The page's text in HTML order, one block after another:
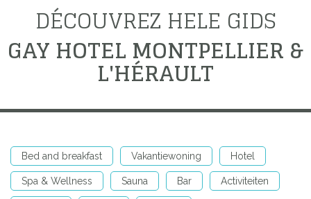
DÉCOUVREZ HELE GIDS
GAY HOTEL MONTPELLIER &
L'HÉRAULT
Bed and breakfast Vakantiewoning Hotel
Spa & Wellness Sauna Bar Activiteiten